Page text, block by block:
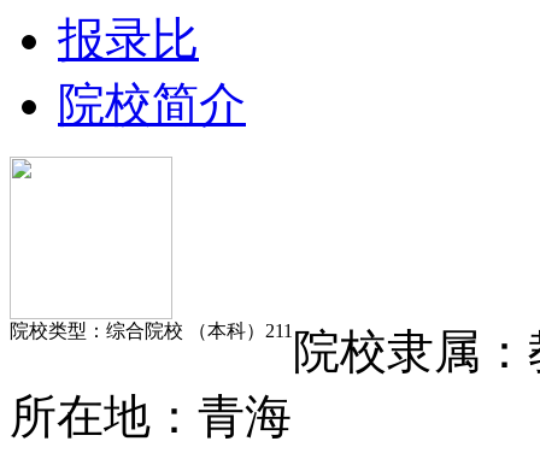
报录比
院校简介
院校类型： 综合院校 （本科） 211 院校隶属：
所在地： 青海